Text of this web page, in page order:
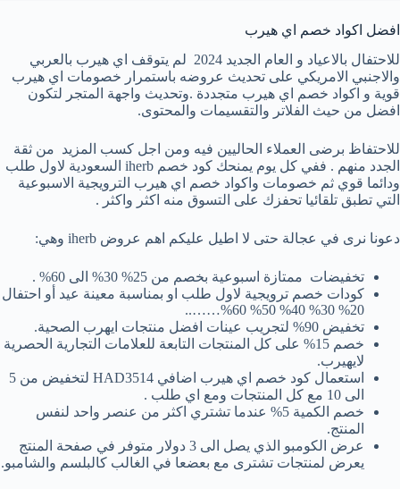
افضل اكواد خصم اي هيرب
للاحتفال بالاعياد و العام الجديد 2024 لم يتوقف اي هيرب بالعربي
والاجنبي الامريكي على تحديث عروضه باستمرار خصومات اي هيرب
قوية و اكواد خصم اي هيرب متجددة .وتحديث واجهة المتجر لتكون
افضل من حيث الفلاتر والتقسيمات والمحتوى.
للاحتفاظ برضى العملاء الحاليين فيه ومن اجل كسب المزيد من ثقة
الجدد منهم . ففي كل يوم يمنحك كود خصم iherb السعودية لاول طلب
ودائما قوي ثم خصومات واكواد خصم اي هيرب الترويجية الاسبوعية
التي تطبق تلقائيا تحفزك على التسوق منه اكثر واكثر .
دعونا نرى في عجالة حتى لا اطيل عليكم اهم عروض iherb وهي:
تخفيضات ممتازة اسبوعية بخصم من 25% 30% الى 60% .
كودات خصم ترويجية لاول طلب او بمناسبة معينة عيد أو احتفال
20% 30% 40% 50% 60%……..
تخفيض 90% لتجريب عينات افضل منتجات ايهرب الصحية.
خصم 15% على كل المنتجات التابعة للعلامات التجارية الحصرية
لايهيرب.
استعمال كود خصم اي هيرب اضافي HAD3514 لتخفيض من 5
الى 10 مع كل المنتجات ومع اي طلب .
خصم الكمية 5% عندما تشتري اكثر من عنصر واحد لنفس
المنتج.
عرض الكومبو الذي يصل الى 3 دولار متوفر في صفحة المنتج
يعرض لمنتجات تشترى مع بعضعا في الغالب كالبلسم والشامبو.